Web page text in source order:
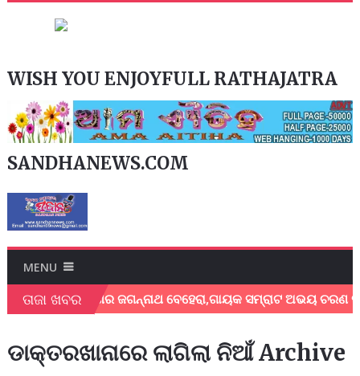
WISH YOU ENJOYFULL RATHAJATRA
SANDHANEWS.COM
MENU
ତାଜା ଖବର
ଗାୟକ ଶେଖର ଜଗନ୍ନାଥ ବେହେରା,ଗାୟକ ସମ୍ରାଟ ଅଭୟ ଚରଣ
ଡାକ୍ତରଖାନାରେ ଲାଗିଲା ନିଆଁ Archive